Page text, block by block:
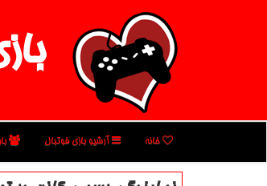
خانه آرشیو بازی فوتبال